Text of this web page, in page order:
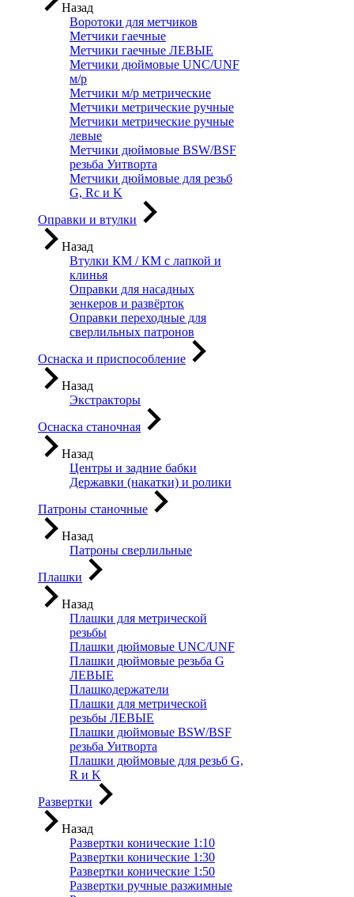
Назад
Воротоки для метчиков
Метчики гаечные
Метчики гаечные ЛЕВЫЕ
Метчики дюймовые UNC/UNF
м/р
Метчики м/р метрические
Метчики метрические ручные
Метчики метрические ручные
левые
Метчики дюймовые BSW/BSF
резьба Уитворта
Метчики дюймовые для резьб
G, Rc и K
Оправки и втулки
Назад
Втулки КМ / КМ с лапкой и
клинья
Оправки для насадных
зенкеров и развёрток
Оправки переходные для
сверлильных патронов
Оснаска и приспособление
Назад
Экстракторы
Оснаска станочная
Назад
Центры и задние бабки
Державки (накатки) и ролики
Патроны станочные
Назад
Патроны сверлильные
Плашки
Назад
Плашки для метрической
резьбы
Плашки дюймовые UNC/UNF
Плашки дюймовые резьба G
ЛЕВЫЕ
Плашкодержатели
Плашки для метрической
резьбы ЛЕВЫЕ
Плашки дюймовые BSW/BSF
резьба Уитворта
Плашки дюймовые для резьб G,
R и K
Развертки
Назад
Развертки конические 1:10
Развертки конические 1:30
Развертки конические 1:50
Развертки ручные разжимные